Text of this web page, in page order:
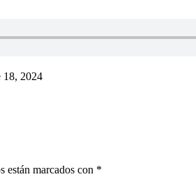
18, 2024
están marcados con *